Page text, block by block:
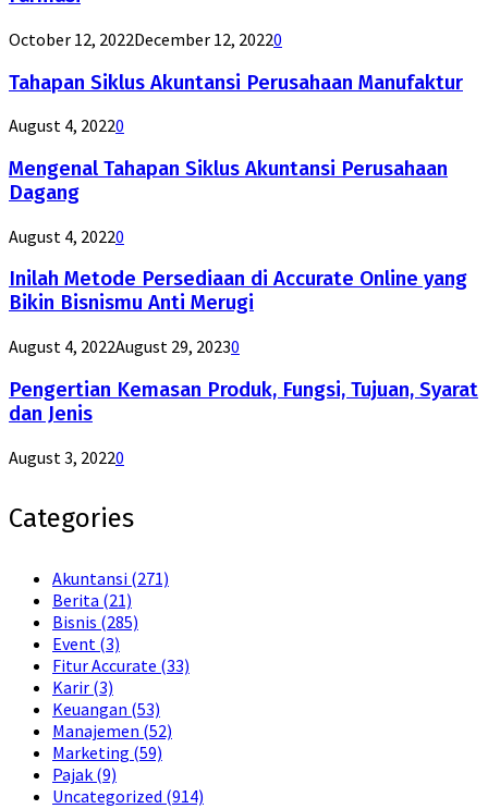
October 12, 2022December 12, 20220
Tahapan Siklus Akuntansi Perusahaan Manufaktur
August 4, 20220
Mengenal Tahapan Siklus Akuntansi Perusahaan
Dagang
August 4, 20220
Inilah Metode Persediaan di Accurate Online yang
Bikin Bisnismu Anti Merugi
August 4, 2022August 29, 20230
Pengertian Kemasan Produk, Fungsi, Tujuan, Syarat
dan Jenis
August 3, 20220
Categories
Akuntansi (271)
Berita (21)
Bisnis (285)
Event (3)
Fitur Accurate (33)
Karir (3)
Keuangan (53)
Manajemen (52)
Marketing (59)
Pajak (9)
Uncategorized (914)